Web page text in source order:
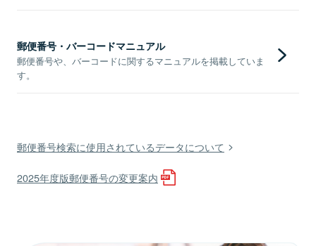
郵便番号・バーコードマニュアル
郵便番号や、バーコードに関するマニュアルを掲載していま
す。
郵便番号検索に使用されているデータについて
2025年度版郵便番号の変更案内